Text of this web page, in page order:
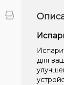
для